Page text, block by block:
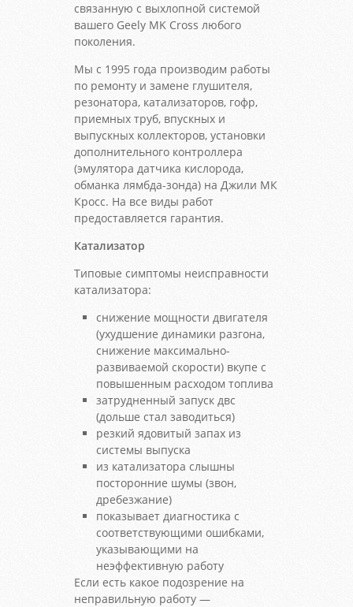
связанную с выхлопной системой
вашего Geely MK Cross любого
поколения.
Мы с 1995 года производим работы
по ремонту и замене глушителя,
резонатора, катализаторов, гофр,
приемных труб, впускных и
выпускных коллекторов, установки
дополнительного контроллера
(эмулятора датчика кислорода,
обманка лямбда-зонда) на Джили МК
Кросс. На все виды работ
предоставляется гарантия.
Катализатор
Типовые симптомы неисправности
катализатора:
снижение мощности двигателя
(ухудшение динамики разгона,
снижение максимально-
развиваемой скорости) вкупе с
повышенным расходом топлива
затрудненный запуск двс
(дольше стал заводиться)
резкий ядовитый запах из
системы выпуска
из катализатора слышны
посторонние шумы (звон,
дребезжание)
показывает диагностика с
соответствующими ошибками,
указывающими на
неэффективную работу
Если есть какое подозрение на
неправильную работу —